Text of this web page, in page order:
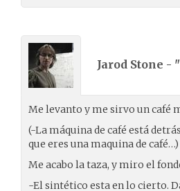
Jarod Stone -
Me levanto y me sirvo un café
(-La máquina de café está
que eres una maquina de café…)
Me acabo la taza, y miro el
-El sintético esta en lo cierto.